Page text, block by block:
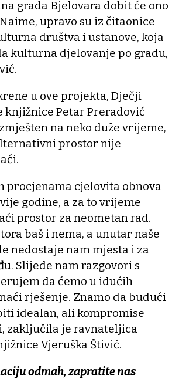
grada Bjelovara dobit će ono
upravo su iz čitaonice
društva i ustanove, koja
kulturna djelovanje po gradu,
u ove projekta, Dječji
knjižnice Petar Preradović
na neko duže vrijeme,
prostor nije
procjenama cjelovita obnova
godine, a za to vrijeme
prostor za neometan rad.
baš i nema, a unutar naše
nedostaje nam mjesta i za
Slijede nam razgovori s
da ćemo u idućih
rješenje. Znamo da budući
idealan, ali kompromise
zaključila je ravnateljica
Vjeruška Štivić.
odmah, zapratite nas